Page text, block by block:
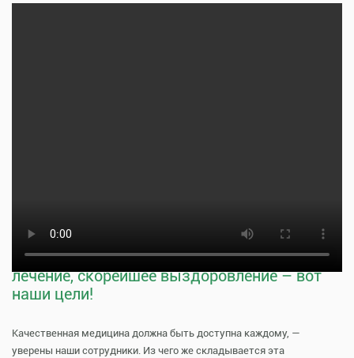
Тщательная профилактика, качественное
лечение, скорейшее выздоровление – вот
наши цели!
Качественная медицина должна быть доступна каждому, —
уверены наши сотрудники. Из чего же складывается эта